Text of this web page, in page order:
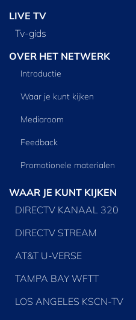
LIVE TV
Tv‑gids
OVER HET NETWERK
Introductie
Waar je kunt kijken
Mediaroom
Feedback
Promotionele materialen
WAAR JE KUNT KIJKEN
DIRECTV KANAAL 320
DIRECTV STREAM
AT&T U-VERSE
TAMPA BAY WFTT
LOS ANGELES KSCN-TV